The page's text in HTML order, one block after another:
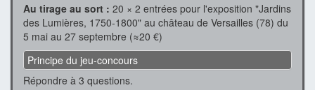
Au tirage au sort : 20 × 2 entrées pour l'exposition "Jardins
des Lumières, 1750-1800" au château de Versailles (78) du
5 mai au 27 septembre (≈20 €)
Principe du jeu-concours
Répondre à 3 questions.